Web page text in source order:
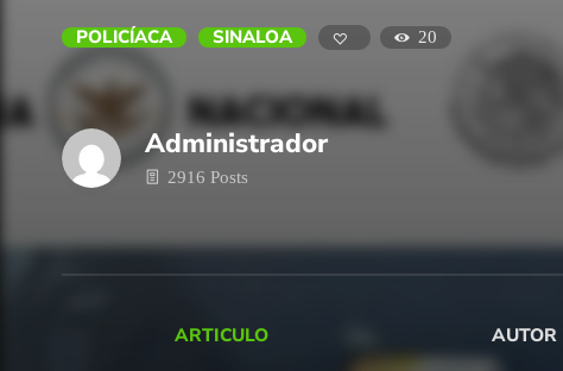
POLICÍACA SINALOA 20
Administrador
2916 Posts
ARTICULO AUTOR